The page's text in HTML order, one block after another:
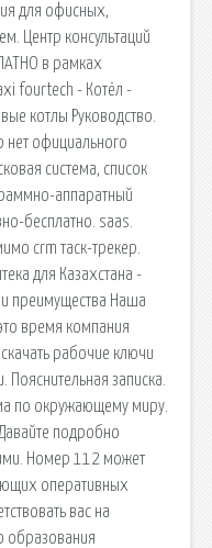
для офисных,
Центр консультаций
в рамках
fourtech - Котёл -
котлы Руководство.
нет официального
сиcтема, список
аппаратный
бесплатно. saas.
crm таск-трекер.
для Казахстана -
преимущества Наша
время компания
рабочие ключи
Пояснительная записка.
по окружающему миру.
подробно
Номер 112 может
оперативных
вас на
образования